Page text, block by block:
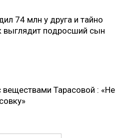
74 млн у друга и тайно
выглядит подросший сын
Тарасовой : «Не